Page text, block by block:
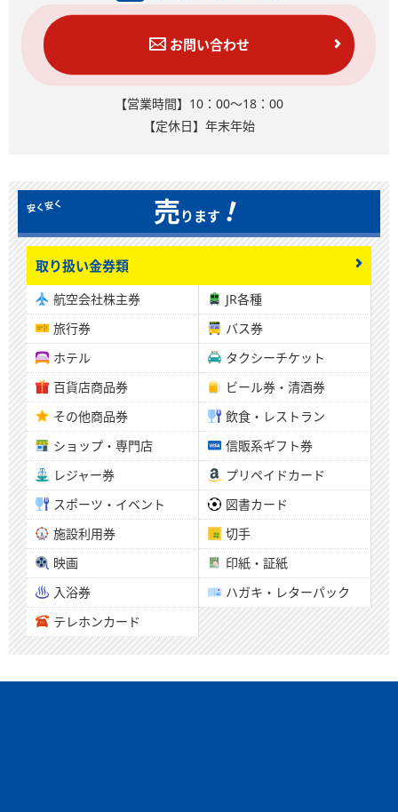
お問い合わせ
【営業時間】10：00～18：00
【定休日】年末年始
売ります！
取り扱い金券類
航空会社株主券
JR各種
旅行券
バス券
ホテル
タクシーチケット
百貨店商品券
ビール券・清酒券
その他商品券
飲食・レストラン
ショップ・専門店
信販系ギフト券
レジャー券
プリペイドカード
スポーツ・イベント
図書カード
施設利用券
切手
映画
印紙・証紙
入浴券
ハガキ・レターパック
テレホンカード